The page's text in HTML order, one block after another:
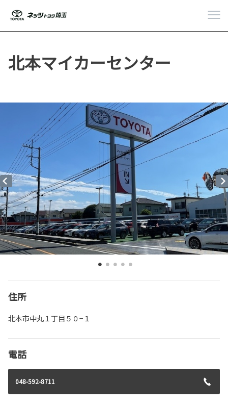
北本マイカーセンター
住所
北本市中丸１丁目５０−１
電話
048-592-8711